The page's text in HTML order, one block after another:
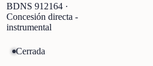
BDNS 912164 ·
Concesión directa -
instrumental
Cerrada